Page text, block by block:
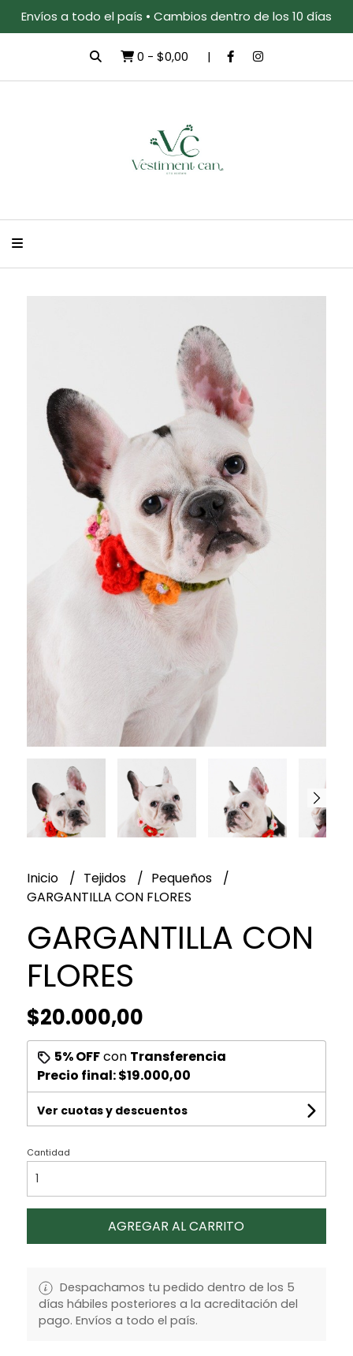
Envíos a todo el país • Cambios dentro de los 10 días
0 - $0,00
Inicio Tejidos
Pequeños
GARGANTILLA CON FLORES
GARGANTILLA CON
FLORES
$20.000,00
5% OFFcon Transferencia
Precio final:$19.000,00
Ver cuotas y descuentos
Cantidad
AGREGAR AL CARRITO
Despachamos tu pedido dentro de los 5
días hábiles posteriores a la acreditación del
pago. Envíos a todo el país.